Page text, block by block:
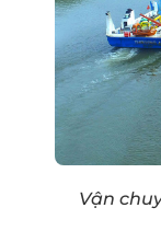
Vận